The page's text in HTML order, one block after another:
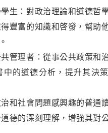
生：對政治理論和道德哲
豐富的知識和啓發，幫助
管理者：從事公共政策和
中的道德分析，提升其決
和社會問題感興趣的普通
德的深刻理解，增強其對